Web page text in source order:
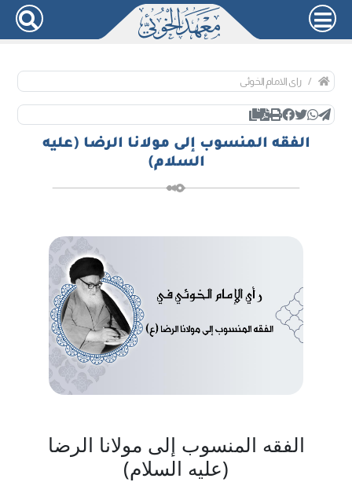
رای الامام الخوئی
الفقه المنسوب إلى مولانا الرضا (عليه
السلام)
الفقه المنسوب إلى مولانا الرضا
(عليه السلام)